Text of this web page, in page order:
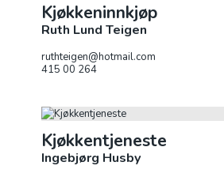
Kjøkkeninnkjøp
Ruth Lund Teigen
ruthteigen@hotmail.com
415 00 264
Kjøkkentjeneste
Ingebjørg Husby